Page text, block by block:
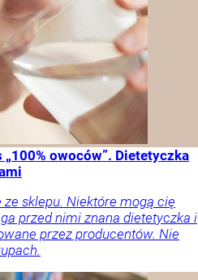
owoców”. Dietetyczka
sklepu. Niektóre mogą cię
przed nimi znana dietetyczka i
przez producentów. Nie